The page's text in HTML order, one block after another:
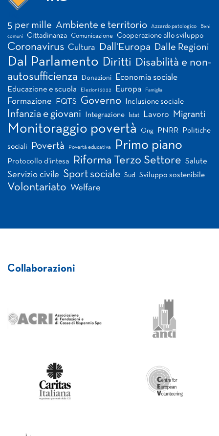
5 per mille Ambiente e territorio Azzardo patologico Beni
comuni Cittadinanza Comunicazione Cooperazione allo sviluppo
Coronavirus Cultura Dall'Europa Dalle Regioni
Dal Parlamento Diritti Disabilità e non-
autosufficienza
Donazioni Economia sociale
Educazione e scuola Elezioni 2022 Europa Famiglia
Formazione FQTS Governo Inclusione sociale
Infanzia e giovani Integrazione Istat Lavoro Migranti
Monitoraggio povertà Ong PNRR Politiche
sociali Povertà Povertà educativa Primo piano
Protocollo d'intesa Riforma Terzo Settore Salute
Servizio civile Sport sociale Sud Sviluppo sostenibile
Volontariato Welfare
Collaborazioni